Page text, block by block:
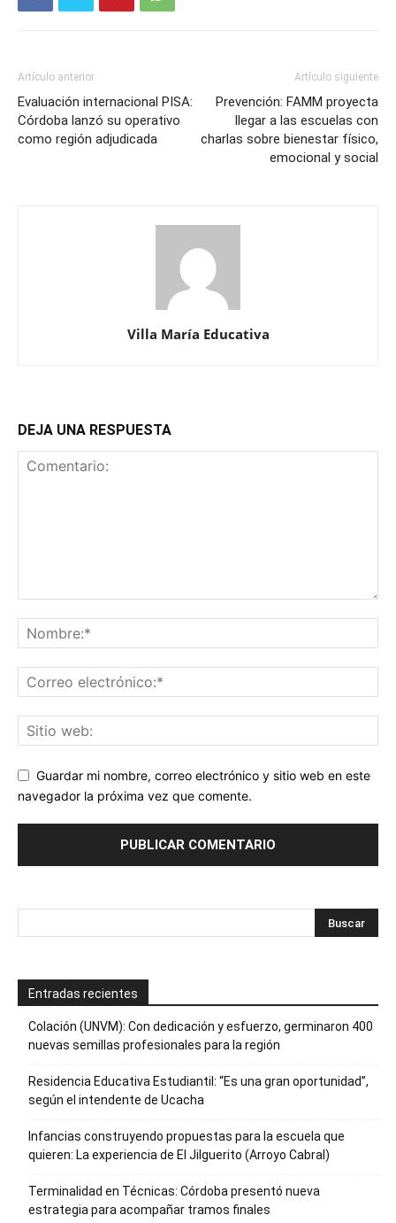
Artículo anterior
Evaluación internacional PISA:
Córdoba lanzó su operativo
como región adjudicada
Artículo siguiente
Prevención: FAMM proyecta
llegar a las escuelas con
charlas sobre bienestar físico,
emocional y social
Villa María Educativa
DEJA UNA RESPUESTA
Guardar mi nombre, correo electrónico y sitio web en este
navegador la próxima vez que comente.
Entradas recientes
Colación (UNVM): Con dedicación y esfuerzo, germinaron 400
nuevas semillas profesionales para la región
Residencia Educativa Estudiantil: “Es una gran oportunidad”,
según el intendente de Ucacha
Infancias construyendo propuestas para la escuela que
quieren: La experiencia de El Jilguerito (Arroyo Cabral)
Terminalidad en Técnicas: Córdoba presentó nueva
estrategia para acompañar tramos finales